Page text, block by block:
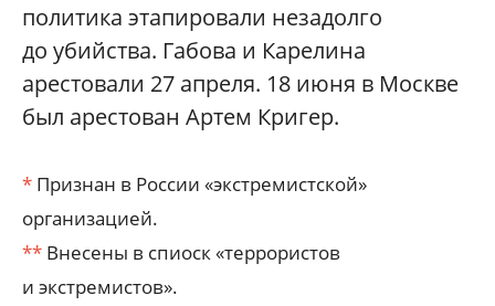
политика этапировали незадолго
до убийства. Габова и Карелина
арестовали 27 апреля. 18 июня в Москве
был арестован Артем Кригер.
* Признан в России «экстремистской»
организацией.
** Внесены в спиоск «террористов
и экстремистов».